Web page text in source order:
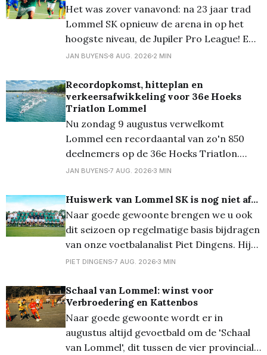
Het was zover vanavond: na 23 jaar trad
Lommel SK opnieuw de arena in op het
hoogste niveau, de Jupiler Pro League! En
ze deden dat voortreffelijk want ze
zelfverzekerd op het veld en had de eerste
10 minuten het balbezit. Echte kansjes
kwamen
JAN BUYENS 8 AUG. 2026 2 MIN
Recordopkomst, hitteplan en
verkeersafwikkeling voor 36e Hoeks
Triatlon Lommel
Nu zondag 9 augustus verwelkomt
Lommel een recordaantal van zo'n 850
deelnemers op de 36e Hoeks Triatlon.
Door de voorspelde tropische
maatregelen om de wedstrijden veilig te
laten verlopen. De kwart-, sprint- en
triotriatlon zijn volledig volzet en ook de
vernieuwde Just 4
JAN BUYENS 7 AUG. 2026 3 MIN
Huiswerk van Lommel SK is nog niet af...
Naar goede gewoonte brengen we u ook
dit seizoen op regelmatige basis bijdragen
van onze voetbalanalist Piet Dingens. Hij
fileerde voor ons de ploeg die het moet
League... Lee Johnson is een toffe pee.
Laat daar geen twijfel over bestaan. Maar
in HBvL bekijkt
PIET DINGENS 7 AUG. 2026 3 MIN
Schaal van Lommel: winst voor
Verbroedering en Kattenbos
Naar goede gewoonte wordt er in
augustus altijd gevoetbald om de 'Schaal
van Lommel', dit tussen de vier provinciale